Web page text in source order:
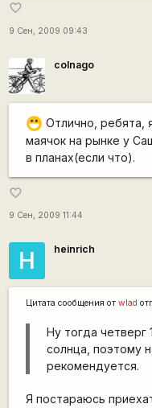
favorite_border
9 Сен, 2009 09:43
colnago
:D Отлично, ребята,
маячок на рынке у
в планах(если что).
favorite_border
9 Сен, 2009 11:44
H heinrich
Цитата сообщения от wlad
Ну тогда четверг
солнца, поэтому
рекомендуется.
Я постараюсь